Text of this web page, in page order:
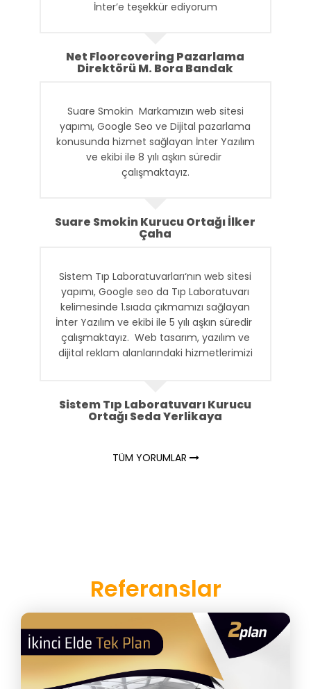
İnter’e teşekkür ediyorum
Net Floorcovering Pazarlama
Direktörü M. Bora Bandak
Suare Smokin Markamızın web sitesi
yapımı, Google Seo ve Dijital pazarlama
konusunda hizmet sağlayan İnter Yazılım
ve ekibi ile 8 yılı aşkın süredir
çalışmaktayız.
Suare Smokin Kurucu Ortağı İlker
Çaha
Sistem Tıp Laboratuvarları‘nın web sitesi
yapımı, Google seo da Tıp Laboratuvarı
kelimesinde 1.sıada çıkmamızı sağlayan
İnter Yazılım ve ekibi ile 5 yılı aşkın süredir
çalışmaktayız. Web tasarım, yazılım ve
dijital reklam alanlarındaki hizmetlerimizi
gibi işimizi sahiplenmeleridir.
Sistem Tıp Laboratuvarı Kurucu
Ortağı Seda Yerlikaya
TÜM YORUMLAR
Referanslar